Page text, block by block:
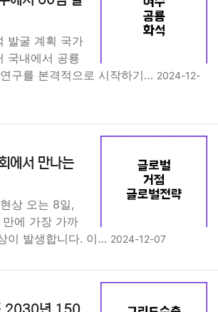
발굴 계획 국가
국내에서 공룡
구를 본격적으로 시작하기… 2024-12-
에서 만나는
상 오는 8일,
에 가장 가까
이 발생합니다. 이… 2024-12-07